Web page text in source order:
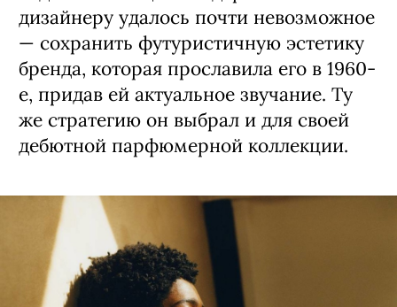
дизайнеру удалось почти невозможное
— сохранить футуристичную эстетику
бренда, которая прославила его в 1960-
е, придав ей актуальное звучание. Ту
же стратегию он выбрал и для своей
дебютной парфюмерной коллекции.